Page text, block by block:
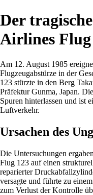
Der
Airlines Flug
Am 12. August 1985
Flugzeugabstürze in der
123 stürzte in den Berg
Präfektur Gunma, Japan.
Spuren hinterlassen und ist
Luftverkehr.
Ursachen des
Die Untersuchungen
Flug 123 auf einen
reparierter
versagte und führte zu
zum Verlust der Kontrolle